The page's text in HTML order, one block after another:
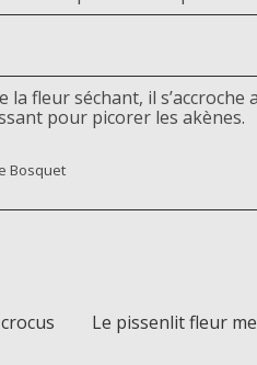
fleur séchant, il
pour picorer les akènes.
Bosquet
Le pissenlit fleur